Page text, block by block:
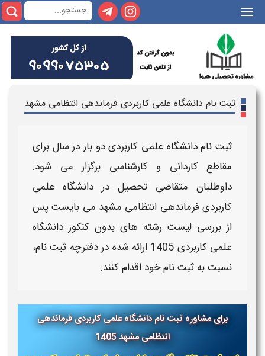
|||
ثبت نام دانشگاه علمی کاربردی فرماندهی انتظامی مشهد
ثبت نام دانشگاه علمی کاربردیدو بار در سال برای
مقاطع کاردانی و کارشناسی برگزار می شود.
داوطلبان متقاضی تحصیل در دانشگاه علمی
کاربردی فرماندهی انتظامی مشهد می بایست پس
از بررسی لیست رشته های بدون کنکور دانشگاه
علمی کاربردی 1405 ارائه شده در دفترچه ثبت نام،
نسبت به ثبت نام خود اقدام کنند.
برای مشاوره ثبت نام دانشگاه علمی کاربردی فرماندهی
انتظامی مشهد1405